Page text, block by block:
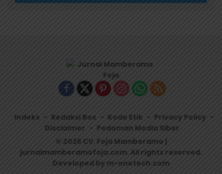
Indeks Redaksi Box Kode Etik
Privacy Policy
Disclaimer
Pedoman Media Siber
© 2026 CV. Foja Mamberamo |
jurnalmamberamofoja.com. All rights reserved.
Developed by m-onetech.com